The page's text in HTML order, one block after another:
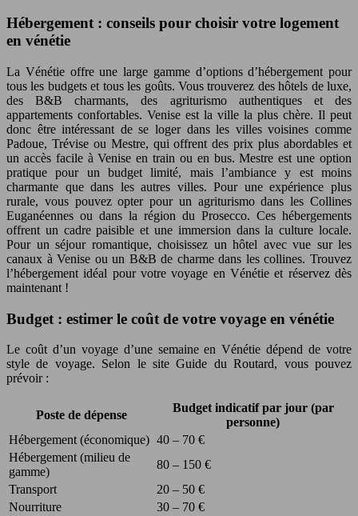
Hébergement : conseils pour choisir votre logement
en vénétie
La Vénétie offre une large gamme d’options d’hébergement pour
tous les budgets et tous les goûts. Vous trouverez des hôtels de luxe,
des B&B charmants, des agriturismo authentiques et des
appartements confortables. Venise est la ville la plus chère. Il peut
donc être intéressant de se loger dans les villes voisines comme
Padoue, Trévise ou Mestre, qui offrent des prix plus abordables et
un accès facile à Venise en train ou en bus. Mestre est une option
pratique pour un budget limité, mais l’ambiance y est moins
charmante que dans les autres villes. Pour une expérience plus
rurale, vous pouvez opter pour un agriturismo dans les Collines
Euganéennes ou dans la région du Prosecco. Ces hébergements
offrent un cadre paisible et une immersion dans la culture locale.
Pour un séjour romantique, choisissez un hôtel avec vue sur les
canaux à Venise ou un B&B de charme dans les collines. Trouvez
l’hébergement idéal pour votre voyage en Vénétie et réservez dès
maintenant !
Budget : estimer le coût de votre voyage en vénétie
Le coût d’un voyage d’une semaine en Vénétie dépend de votre
style de voyage. Selon le site Guide du Routard, vous pouvez
prévoir :
Poste de dépense
Budget indicatif par jour (par
personne)
Hébergement (économique) 40 – 70 €
Hébergement (milieu de
gamme)
80 – 150 €
Transport
20 – 50 €
Nourriture
30 – 70 €